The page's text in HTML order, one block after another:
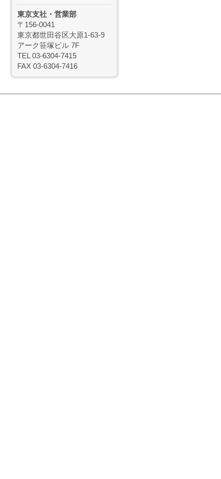
東京支社・営業部
〒156-0041
東京都世田谷区大原1-63-9
アーク笹塚ビル 7F
TEL 03-6304-7415
FAX 03-6304-7416